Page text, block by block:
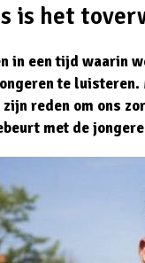
is het
in een tijd waarin
te
reden om ons
met de